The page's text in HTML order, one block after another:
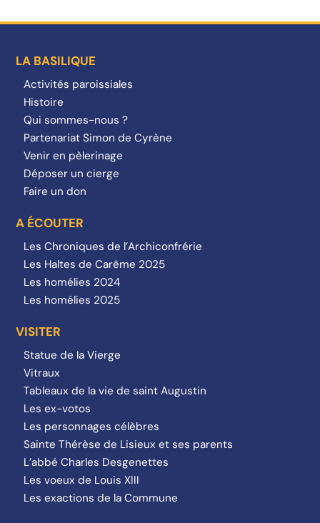
LA BASILIQUE
Activités paroissiales
Histoire
Qui sommes-nous ?
Partenariat Simon de Cyrène
Venir en pèlerinage
Déposer un cierge
Faire un don
A ÉCOUTER
Les Chroniques de l’Archiconfrérie
Les Haltes de Carême 2025
Les homélies 2024
Les homélies 2025
VISITER
Statue de la Vierge
Vitraux
Tableaux de la vie de saint Augustin
Les ex-votos
Les personnages célèbres
Sainte Thérèse de Lisieux et ses parents
L’abbé Charles Desgenettes
Les voeux de Louis XIII
Les exactions de la Commune